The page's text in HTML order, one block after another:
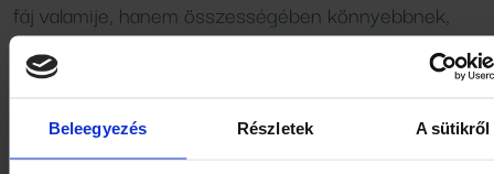
Beleegyezés Részletek A sütikről
fáj valamije, hanem összességében könnyebbnek,
mozgékonyabbnak érzi magát. A szaunázás hasonlóan
támogatja a regenerációt: a hő hatására ellazulnak az
felgyülemlett feszültséget.